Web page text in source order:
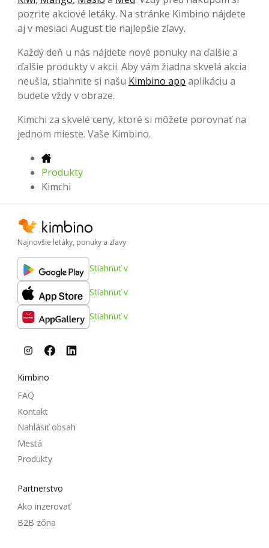
pozrite akciové letáky. Na stránke Kimbino nájdete
aj v mesiaci August tie najlepšie zľavy.
Každý deň u nás nájdete nové ponuky na ďalšie a
ďalšie produkty v akcii. Aby vám žiadna skvelá akcia
neušla, stiahnite si našu Kimbino app aplikáciu a
budete vždy v obraze.
Kimchi za skvelé ceny, ktoré si môžete porovnať na
jednom mieste. Vaše Kimbino.
Produkty
Kimchi
Najnovšie letáky, ponuky a zľavy
Stiahnuť v
Stiahnuť v
Stiahnuť v
Kimbino
FAQ
Kontakt
Nahlásiť obsah
Mestá
Produkty
Partnerstvo
Ako inzerovať
B2B zóna